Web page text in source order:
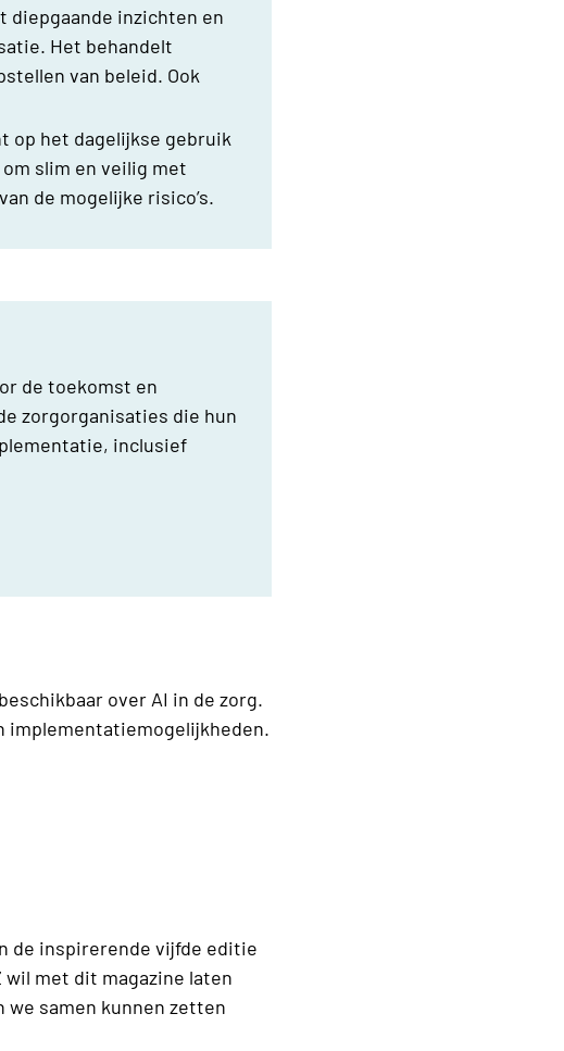
diepgaande inzichten en
Het behandelt
van beleid. Ook
op het dagelijkse gebruik
slim en veilig met
de mogelijke risico’s.
de toekomst en
zorgorganisaties die hun
inclusief
over AI in de zorg.
implementatiemogelijkheden.
de inspirerende vijfde editie
met dit magazine laten
we samen kunnen zetten